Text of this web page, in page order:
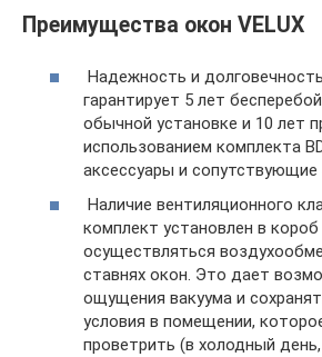
Преимущества окон VELUX
Надежность и
гарантирует 5 лет
обычной установке и 10 лет
использованием комплекта
аксессуары и
Наличие вентиляционного
комплект установлен в
осуществляться
ставнях окон. Это дает
ощущения вакуума и
условия в помещении,
проветрить (в холодный